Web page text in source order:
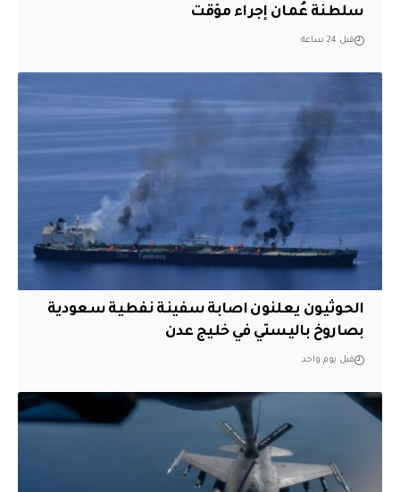
سلطنة عُمان إجراء مؤقت
قبل 24 ساعة
الحوثيون يعلنون اصابة سفينة نفطية سعودية
بصاروخ باليستي في خليج عدن
قبل يوم واحد